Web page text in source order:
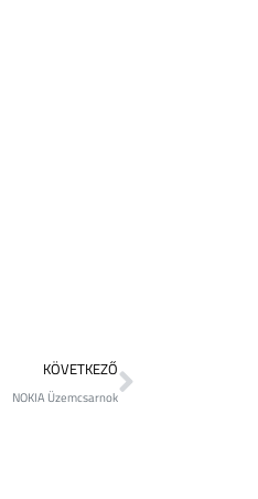
KÖVETKEZŐ
NOKIA Üzemcsarnok